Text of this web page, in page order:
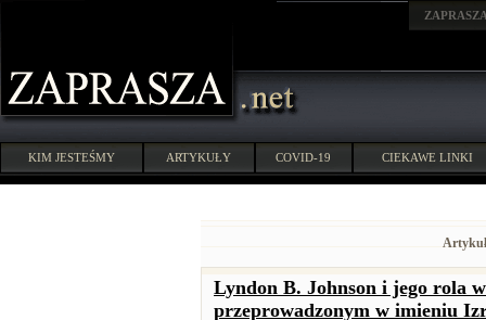
KIM JESTEŚMY ARTYKUŁY COVID-19 CIEKAWE LINKI
Lyndon B. Johnson i jego rola
przeprowadzonym w imieniu